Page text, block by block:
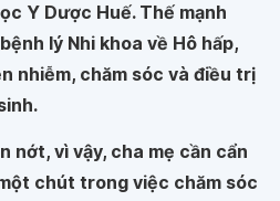
Y Dược Huế. Thế mạnh
lý Nhi khoa về Hô hấp,
nhiễm, chăm sóc và điều trị
nớt, vì vậy, cha mẹ cần cẩn
chút trong việc chăm sóc